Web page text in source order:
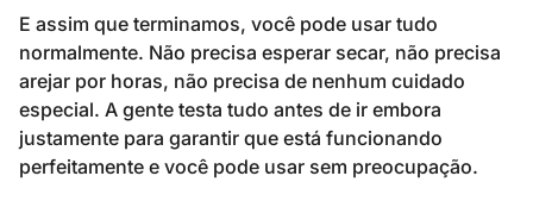
E assim que terminamos, você pode usar tudo
normalmente. Não precisa esperar secar, não precisa
arejar por horas, não precisa de nenhum cuidado
especial. A gente testa tudo antes de ir embora
justamente para garantir que está funcionando
perfeitamente e você pode usar sem preocupação.